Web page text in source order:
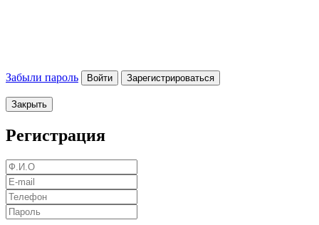
Забыли пароль Войти Зарегистрироваться
Закрыть
Регистрация